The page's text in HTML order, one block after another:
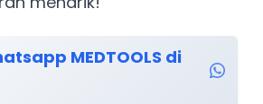
MEDTOOLS di